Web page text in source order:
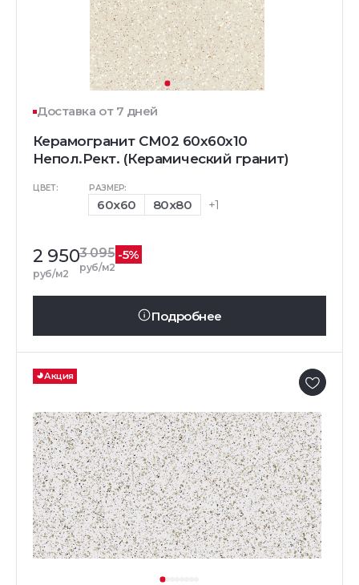
Доставка от 7 дней
Керамогранит CM02 60x60x10
Непол.Рект. (Керамический гранит)
ЦВЕТ: РАЗМЕР:
60x60 80x80 +1
2 950
руб/м2
3 095
руб/м2
-5%
Подробнее
Акция